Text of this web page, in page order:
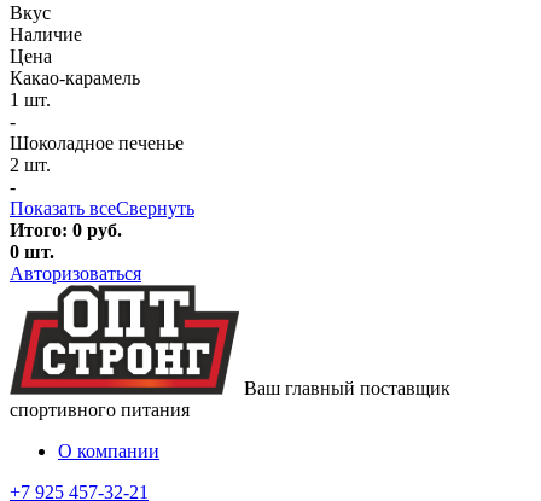
Вкус
Наличие
Цена
Какао-карамель
1 шт.
-
Шоколадное печенье
2 шт.
-
Показать всеСвернуть
Итого: 0 руб.
0 шт.
Авторизоваться
Ваш главный поставщик
спортивного питания
О компании
+7 925 457-32-21